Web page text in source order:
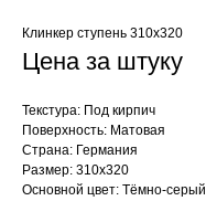
Клинкер ступень 310x320
Цена за штуку
Текстура: Под кирпич
Поверхность: Матовая
Страна: Германия
Размер: 310x320
Основной цвет: Тёмно-серый